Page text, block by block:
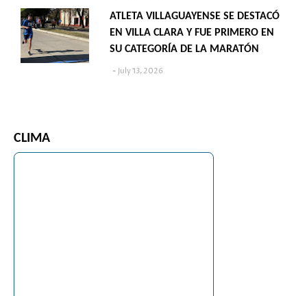
ATLETA VILLAGUAYENSE SE DESTACÓ
EN VILLA CLARA Y FUE PRIMERO EN
SU CATEGORÍA DE LA MARATÓN
July 13, 2026
CLIMA